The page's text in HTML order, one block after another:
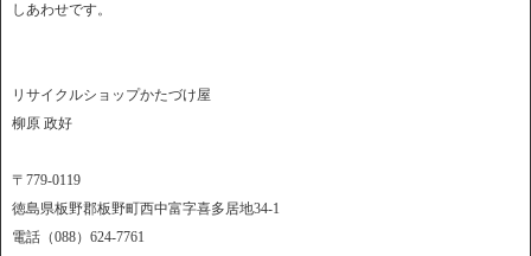
しあわせです。
リサイクルショップかたづけ屋
柳原 政好
〒779-0119
徳島県板野郡板野町西中富字喜多居地34-1
電話（088）624-7761